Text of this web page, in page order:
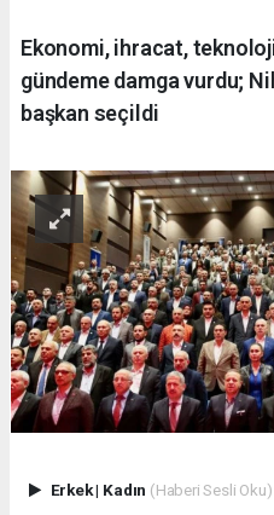
Ekonomi, ihracat,
gündeme damga vurdu;
başkan seçildi
Erkek| Kadın (Haberi Sesli Oku)